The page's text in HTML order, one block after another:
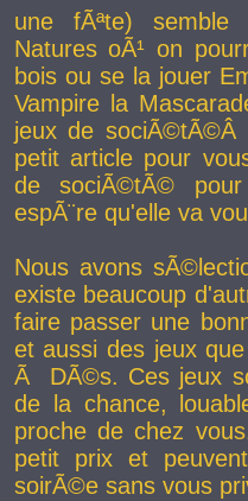
une fÃªte) semble
Natures oÃ¹ on
bois ou se la jouer
Vampire la
jeux de
petit article pour
de sociÃ©tÃ©
espÃ¨re qu'elle va
Nous avons
existe beaucoup
faire passer une
et aussi des jeux
Ã DÃ©s. Ces jeux
de la chance,
proche de chez
petit prix et
soirÃ©e sans vous